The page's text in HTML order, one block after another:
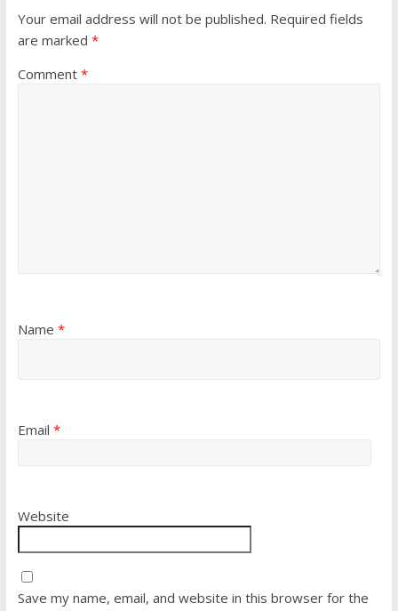
Your email address will not be published. Required fields
are marked *
Comment *
Name *
Email *
Website
Save my name, email, and website in this browser for the